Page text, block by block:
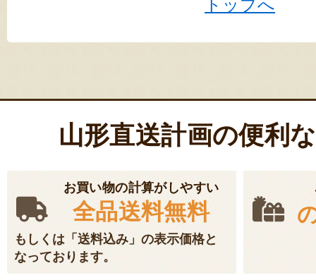
トップへ
山形直送計画の便利
お買い物の計算がしやすい
全品送料無料
もしくは「送料込み」の表示価格と
なっております。